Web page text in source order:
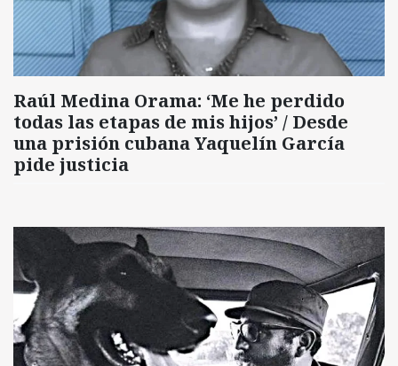
Raúl Medina Orama: ‘Me he perdido
todas las etapas de mis hijos’ / Desde
una prisión cubana Yaquelín García
pide justicia